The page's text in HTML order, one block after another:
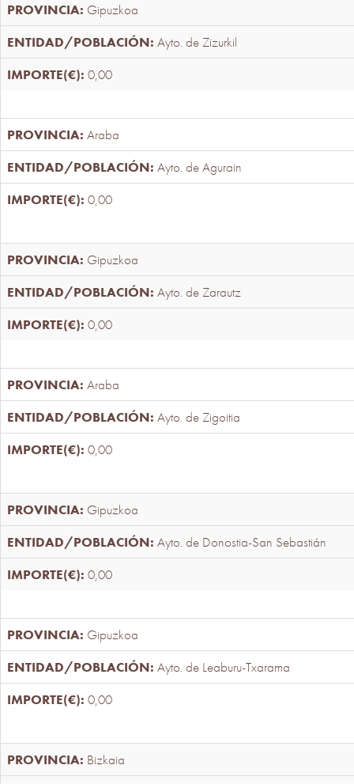
Gipuzkoa
Ayto. de Zizurkil
0,00
Araba
Ayto. de Agurain
0,00
Gipuzkoa
Ayto. de Zarautz
0,00
Araba
Ayto. de Zigoitia
0,00
Gipuzkoa
Ayto. de Donostia-San Sebastián
0,00
Gipuzkoa
Ayto. de Leaburu-Txarama
0,00
Bizkaia